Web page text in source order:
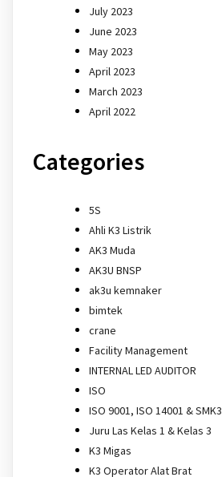
July 2023
June 2023
May 2023
April 2023
March 2023
April 2022
Categories
5S
Ahli K3 Listrik
AK3 Muda
AK3U BNSP
ak3u kemnaker
bimtek
crane
Facility Management
INTERNAL LED AUDITOR
ISO
ISO 9001, ISO 14001 & SMK3
Juru Las Kelas 1 & Kelas 3
K3 Migas
K3 Operator Alat Brat